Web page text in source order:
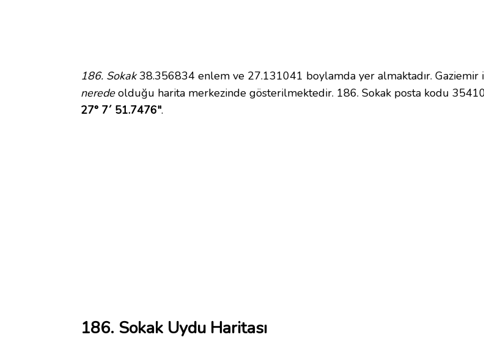
186. Sokak38.356834 enlem ve 27.131041 boylamda yer almaktadır. Gaziemir
neredeolduğu harita merkezinde gösterilmektedir. 186. Sokak posta kodu
27° 7´ 51.7476".
186. Sokak Uydu Haritası